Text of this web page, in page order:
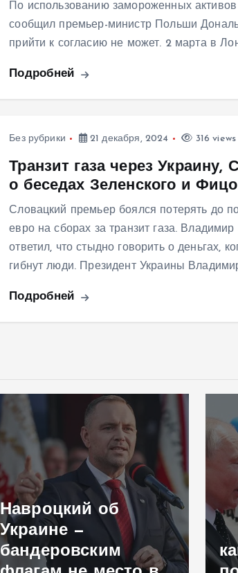
По использованию замороженных
сообщил премьер-министр Польши
прийти к согласию не может. 2 марта в
Подробней
Без рубрики 21 декабря, 2024 316 views
Транзит газа через Украину,
о беседах Зеленского и Фицо
Словацкий премьер боялся потерять до
евро на сборах за транзит газа.
ответил, что стыдно говорить о деньгах,
гибнут люди. Президент Украины
Подробней
Навроцкий об
Украине —
бандеровским